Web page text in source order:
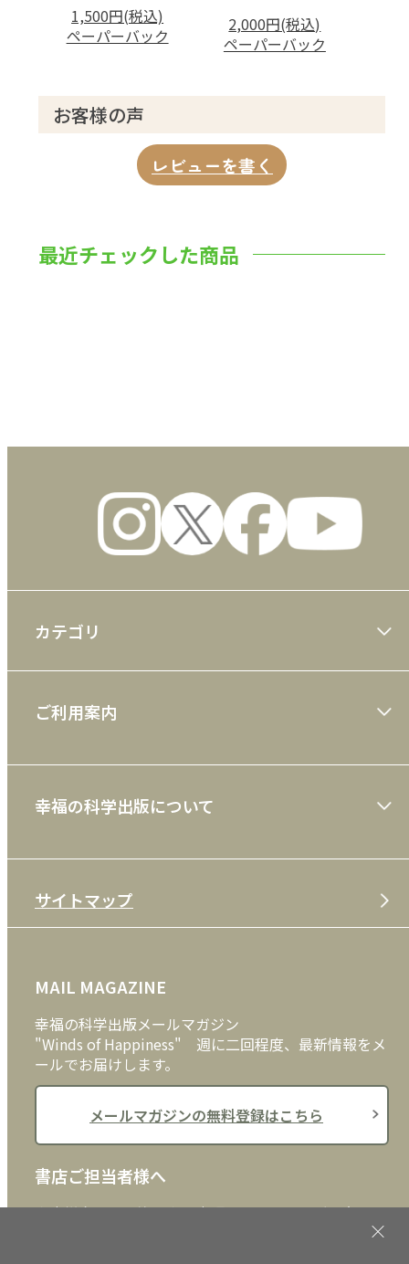
1,500円(税込)
ペーパーバック
2,000円(税込)
ペーパーバック
お客様の声
レビューを書く
最近チェックした商品
カテゴリ
雑誌
CD
DVD・ブルーレイ
外国語
ご利用案内
利用規約
特定商取引法
プライバシーポリシー
クッキーポリシー
幸福の科学出版について
メディア・ライブラリー
サイトマップ
MAIL MAGAZINE
幸福の科学出版メールマガジン
"Winds of Happiness" 週に二回程度、最新情報をメ
ールでお届けします。
メールマガジンの無料登録はこちら
書店ご担当者様へ
書店様向けに、注文書、店頭用POPなどをご用意して